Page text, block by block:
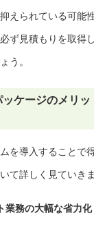
えられている可能
ず見積もりを取得
う。
ケージのメリッ
を導入することで
て詳しく見ていき
業務の大幅な省力化